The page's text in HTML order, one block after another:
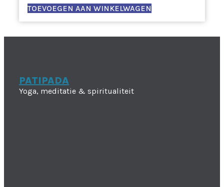
was:
€18,35.
is:
€16,52.
TOEVOEGEN AAN WINKELWAGEN
PATIPADA
Yoga, meditatie & spiritualiteit